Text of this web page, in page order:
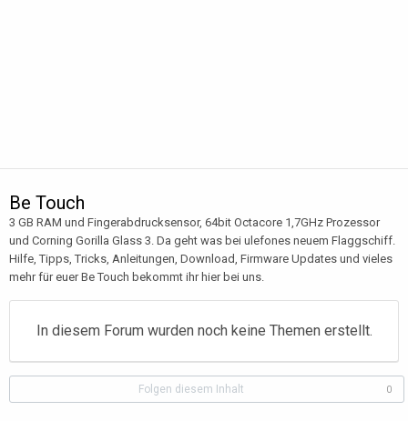
Be Touch
3 GB RAM und Fingerabdrucksensor, 64bit Octacore 1,7GHz Prozessor
und Corning Gorilla Glass 3. Da geht was bei ulefones neuem Flaggschiff.
Hilfe, Tipps, Tricks, Anleitungen, Download, Firmware Updates und vieles
mehr für euer Be Touch bekommt ihr hier bei uns.
In diesem Forum wurden noch keine Themen erstellt.
Folgen diesem Inhalt 0